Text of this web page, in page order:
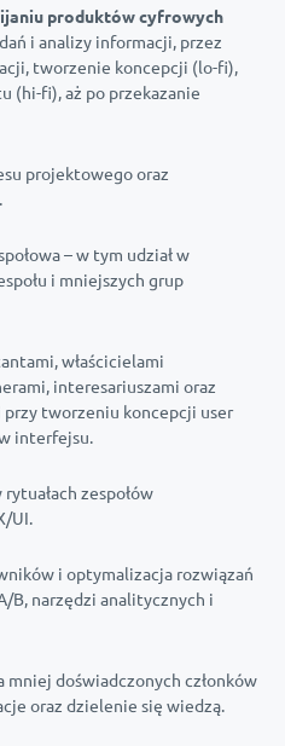
produktów cyfrowych
i analizy informacji, przez
tworzenie koncepcji (lo-fi),
(hi-fi), aż po przekazanie
projektowego oraz
– w tym udział w
i mniejszych grup
właścicielami
interesariuszami oraz
przy tworzeniu koncepcji user
interfejsu.
zespołów
UI.
i optymalizacja rozwiązań
B, narzędzi analitycznych i
doświadczonych członków
oraz dzielenie się wiedzą.